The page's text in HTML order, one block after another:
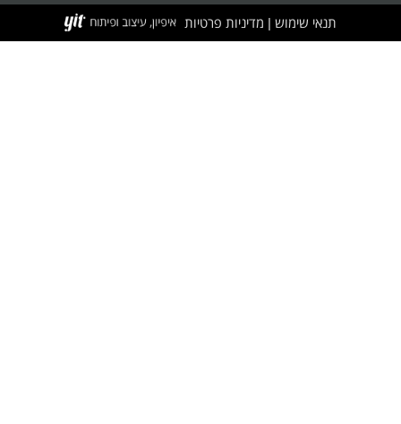
תנאי שימוש | מדיניות פרטיות